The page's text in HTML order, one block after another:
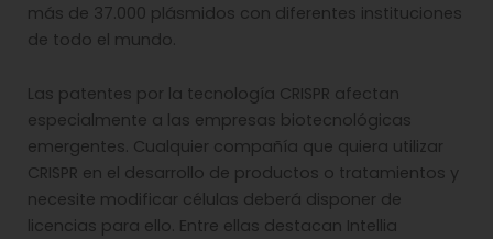
más de 37.000 plásmidos con diferentes instituciones
de todo el mundo.
Las patentes por la tecnología CRISPR afectan
especialmente a las empresas biotecnológicas
emergentes. Cualquier compañía que quiera utilizar
CRISPR en el desarrollo de productos o tratamientos y
necesite modificar células deberá disponer de
licencias para ello. Entre ellas destacan Intellia